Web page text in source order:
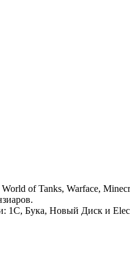
of Tanks, Warface,
1С, Бука, Новый Диск и